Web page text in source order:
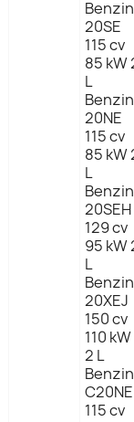
20SE
115 cv
85 kW
L
20NE
115 cv
85 kW
L
20SEH
129 cv
95 kW
L
20XEJ
150 cv
110 kW
2 L
C20NE
115 cv